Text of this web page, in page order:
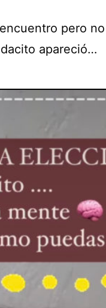
pero
apareció…